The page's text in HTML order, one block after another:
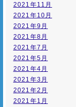
2021年11月
2021年10月
2021年9月
2021年8月
2021年7月
2021年5月
2021年4月
2021年3月
2021年2月
2021年1月